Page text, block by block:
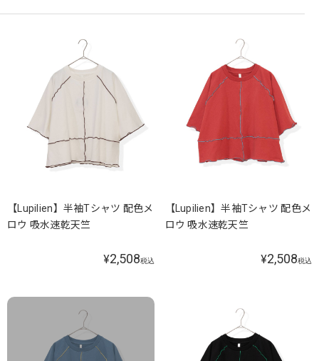
【Lupilien】半袖Tシャツ 配色メ
ロウ 吸水速乾天竺
¥2,508税込
【Lupilien】半袖Tシャツ 配色メ
ロウ 吸水速乾天竺
¥2,508税込